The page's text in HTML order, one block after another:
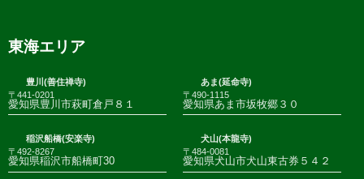
東海エリア
豊川(善住禅寺)
〒441-0201
愛知県豊川市萩町倉戸８１
あま(延命寺)
〒490-1115
愛知県あま市坂牧郷３０
稲沢船橋(安楽寺)
〒492-8267
愛知県稲沢市船橋町30
犬山(本龍寺)
〒484-0081
愛知県犬山市犬山東古券５４２